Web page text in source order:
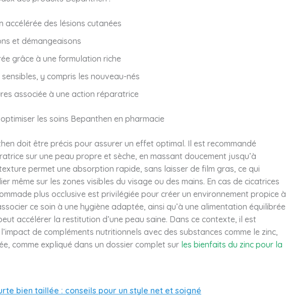
des lésions cutanées
et démangeaisons
grâce à une formulation riche
y compris les nouveau-nés
associée à une action réparatrice
les soins Bepanthen en pharmacie
doit être précis pour assurer un effet optimal. Il est recommandé
sur une peau propre et sèche, en massant doucement jusqu’à
permet une absorption rapide, sans laisser de film gras, ce qui
même sur les zones visibles du visage ou des mains. En cas de cicatrices
plus occlusive est privilégiée pour créer un environnement propice à
ce soin à une hygiène adaptée, ainsi qu’à une alimentation équilibrée
accélérer la restitution d’une peau saine. Dans ce contexte, il est
de compléments nutritionnels avec des substances comme le zinc,
comme expliqué dans un dossier complet sur les bienfaits du zinc pour la
bien taillée : conseils pour un style net et soigné